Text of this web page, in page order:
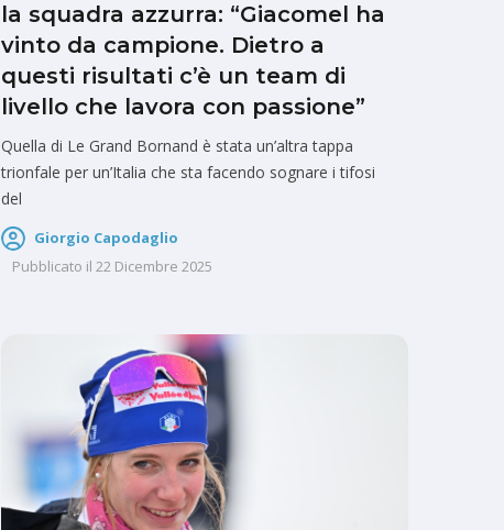
la squadra azzurra: “Giacomel ha
vinto da campione. Dietro a
questi risultati c’è un team di
livello che lavora con passione”
Quella di Le Grand Bornand è stata un’altra tappa
trionfale per un’Italia che sta facendo sognare i tifosi
del
Giorgio Capodaglio
Pubblicato il 22 Dicembre 2025